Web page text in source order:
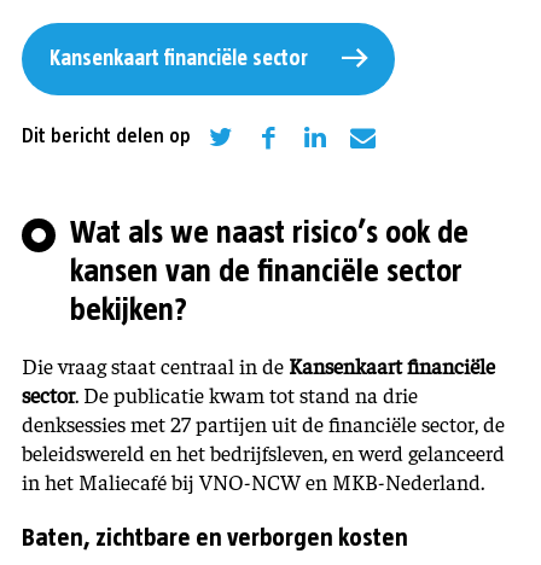
Kansenkaart financiële sector
Dit bericht delen op
Wat als we naast risico’s ook de
kansen van de financiële sector
bekijken?
Die vraag staat centraal in de Kansenkaart financiële
sector. De publicatie kwam tot stand na drie
denksessies met 27 partijen uit de financiële sector, de
beleidswereld en het bedrijfsleven, en werd gelanceerd
in het Maliecafé bij VNO-NCW en MKB-Nederland.
Baten, zichtbare en verborgen kosten